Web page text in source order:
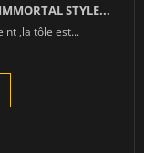
STYLE...
,la tôle est...